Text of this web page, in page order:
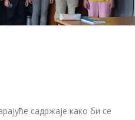
садржаје како би се